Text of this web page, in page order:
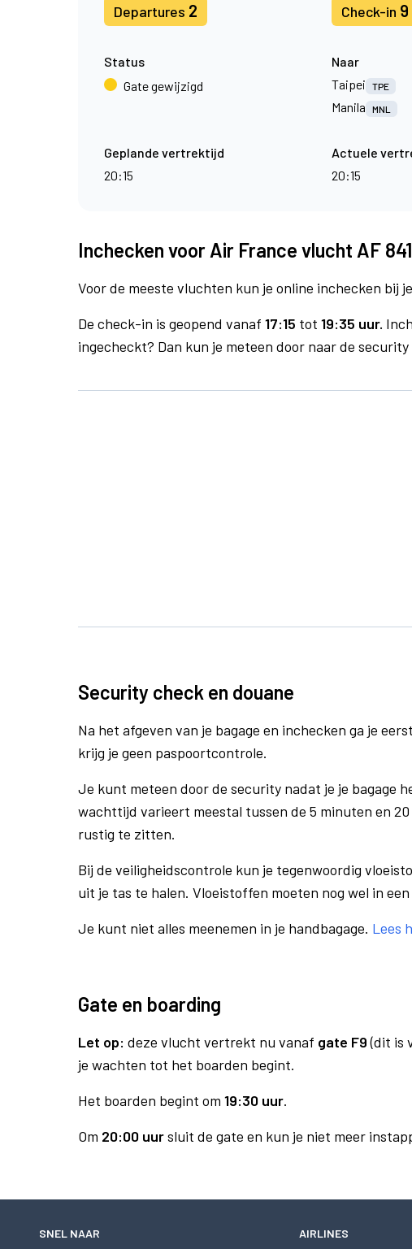
Departures 2 Check-in 9
Status
Gate gewijzigd
Naar
Taipei
TPE
Manila MNL
Geplande vertrektijd
20:15
Actuele
20:15
Inchecken voor Air France vlucht AF
Voor de meeste vluchten kun je online inchecken bij
De check-in is geopend vanaf 17:15 tot 19:35 uur.
ingecheckt? Dan kun je meteen door naar de
Security check en douane
Na het afgeven van je bagage en inchecken ga je
krijg je geen paspoortcontrole.
Je kunt meteen door de security nadat je je bagage
wachttijd varieert meestal tussen de 5 minuten en
rustig te zitten.
Bij de veiligheidscontrole kun je tegenwoordig
uit je tas te halen. Vloeistoffen moeten nog wel in
Je kunt niet alles meenemen in je handbagage. Lees
Gate en boarding
Let op: deze vlucht vertrekt nu vanaf gate F9(dit is
je wachten tot het boarden begint.
Het boarden begint om 19:30 uur.
Om 20:00 uursluit de gate en kun je niet meer
SNEL NAAR AIRLINES